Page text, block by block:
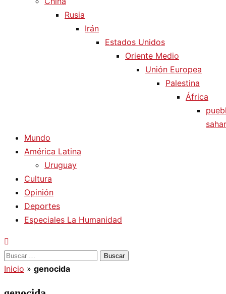
Rusia
Irán
Estados Unidos
Oriente Medio
Unión Europea
Palestina
África
Mundo
América Latina
Uruguay
Cultura
Opinión
Deportes
Especiales La Humanidad
Buscar:
Inicio » genocida